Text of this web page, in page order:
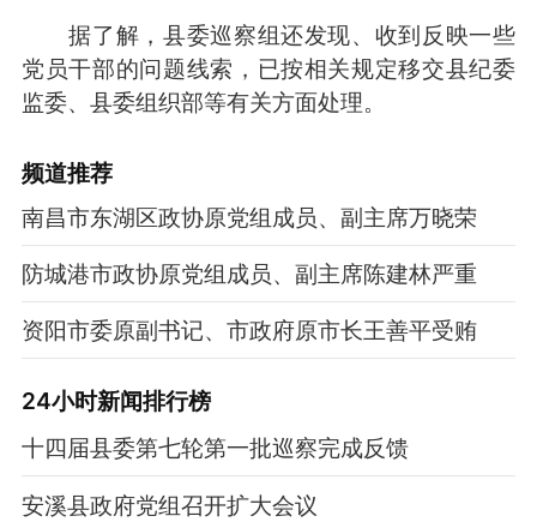
据了解，县委巡察组还发现、收到反映一些
党员干部的问题线索，已按相关规定移交县纪委
监委、县委组织部等有关方面处理。
频道推荐
南昌市东湖区政协原党组成员、副主席万晓荣
防城港市政协原党组成员、副主席陈建林严重
资阳市委原副书记、市政府原市长王善平受贿
24小时新闻排行榜
十四届县委第七轮第一批巡察完成反馈
安溪县政府党组召开扩大会议